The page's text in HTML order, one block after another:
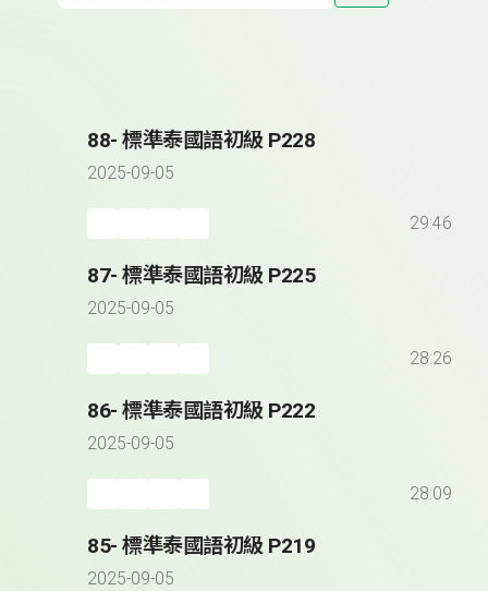
88- 標準泰國語初級 P228
2025-09-05
29:46
87- 標準泰國語初級 P225
2025-09-05
28:26
86- 標準泰國語初級 P222
2025-09-05
28:09
85- 標準泰國語初級 P219
2025-09-05